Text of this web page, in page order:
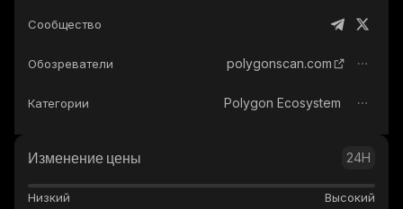
Сообщество
Обозреватели polygonscan.com
Категории Polygon Ecosystem
Изменение цены 24H
Низкий Высокий